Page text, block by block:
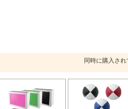
同時に購入さ